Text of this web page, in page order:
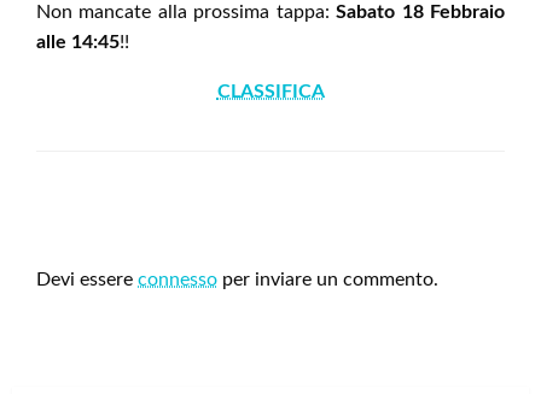
Non mancate alla prossima tappa:Sabato 18 Febbraio
alle 14:45!!
CLASSIFICA
Devi essere connesso per inviare un commento.